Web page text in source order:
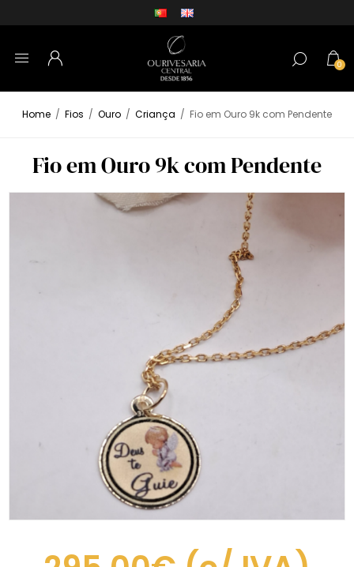
0
Home / Fios / Ouro / Criança / Fio em Ouro 9k com Pendente
Fio em Ouro 9k com Pendente